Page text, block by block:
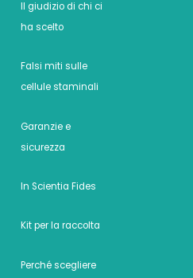
Il giudizio di chi ci
ha scelto
Falsi miti sulle
cellule staminali
Garanzie e
sicurezza
In Scientia Fides
Kit per la raccolta
Perché scegliere